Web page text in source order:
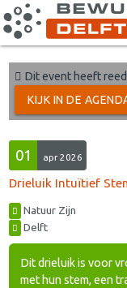
Dit event heeft
KIJK IN DE
01 apr 2026
Drieluik Intuïtief
Natuur Zijn
Delft
Dit drieluik is voor
met hun stem, een